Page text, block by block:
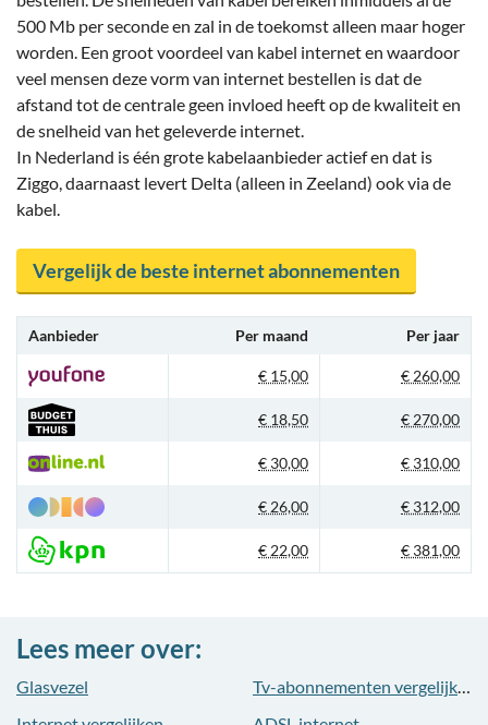
500 Mb per seconde en zal in de toekomst alleen maar hoger
worden. Een groot voordeel van kabel internet en waardoor
veel mensen deze vorm van internet bestellen is dat de
afstand tot de centrale geen invloed heeft op de kwaliteit en
de snelheid van het geleverde internet.
In Nederland is één grote kabelaanbieder actief en dat is
Ziggo, daarnaast levert Delta (alleen in Zeeland) ook via de
kabel.
Vergelijk de beste internet abonnementen
Aanbieder Per maand Per jaar
€ 15,00 € 260,00
€ 18,50 € 270,00
€ 30,00 € 310,00
€ 26,00 € 312,00
€ 22,00 € 381,00
Lees meer over:
Glasvezel
Tv-abonnementen vergelijken